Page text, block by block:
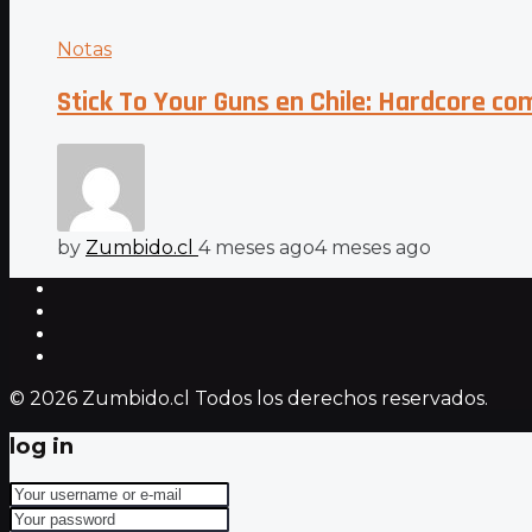
Notas
Stick To Your Guns en Chile: Hardcore
by Zumbido.cl 4 meses ago4 meses ago
© 2026 Zumbido.cl Todos los derechos reservados.
log in